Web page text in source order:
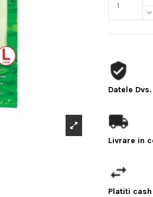
Datele
Livrare in
Platiti